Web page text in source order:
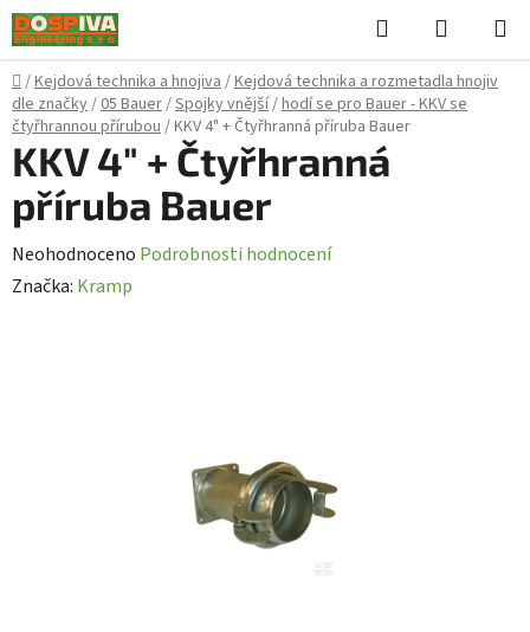
Přejít
na
obsah
Hledat
KOŠÍK
Domů
/Kejdová technika a hnojiva/Kejdová technika a rozmetadla hnojiv
dle značky/05 Bauer/Spojky vnější/hodí se pro Bauer - KKV se
čtyřhrannou přírubou/KKV 4" + Čtyřhranná příruba Bauer
KKV 4" + Čtyřhranná
příruba Bauer
Průměrné
hodnocení
Neohodnoceno Podrobnosti hodnocení
Značka: Kramp